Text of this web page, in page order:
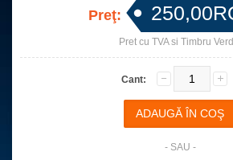
Preţ:
Pret cu TVA si Timbru
Cant:
- SAU -